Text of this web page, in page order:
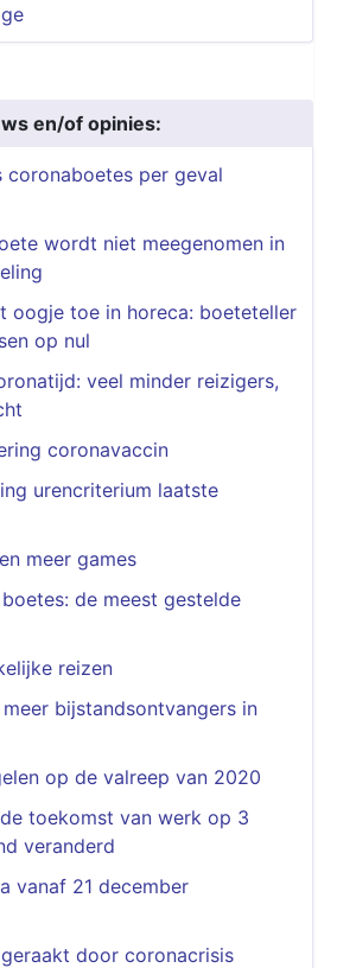
en/of opinies:
coronaboetes per geval
wordt niet meegenomen in
oogje toe in horeca: boeteteller
op nul
veel minder reizigers,
coronavaccin
urencriterium laatste
meer games
de meest gestelde
reizen
bijstandsontvangers in
op de valreep van 2020
toekomst van werk op 3
veranderd
vanaf 21 december
door coronacrisis